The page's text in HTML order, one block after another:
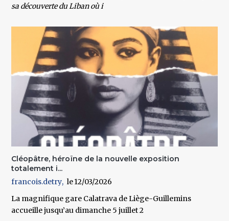
sa découverte du Liban où i
Cléopâtre, héroïne de la nouvelle exposition
totalement i...
francois.detry
12/03/2026
La magnifique gare Calatrava de Liège-Guillemins
accueille jusqu’au dimanche 5 juillet 2